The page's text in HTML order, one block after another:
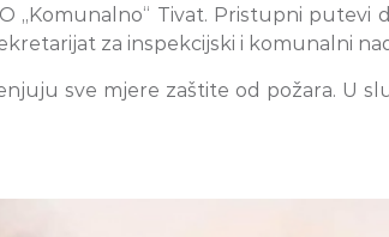
„Komunalno“ Tivat. Pristupni
za inspekcijski i komunalni
sve mjere zaštite od požara. U